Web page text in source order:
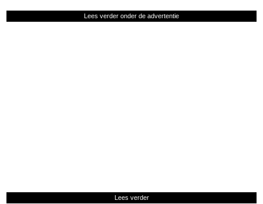
Lees verder onder de advertentie
Lees verder